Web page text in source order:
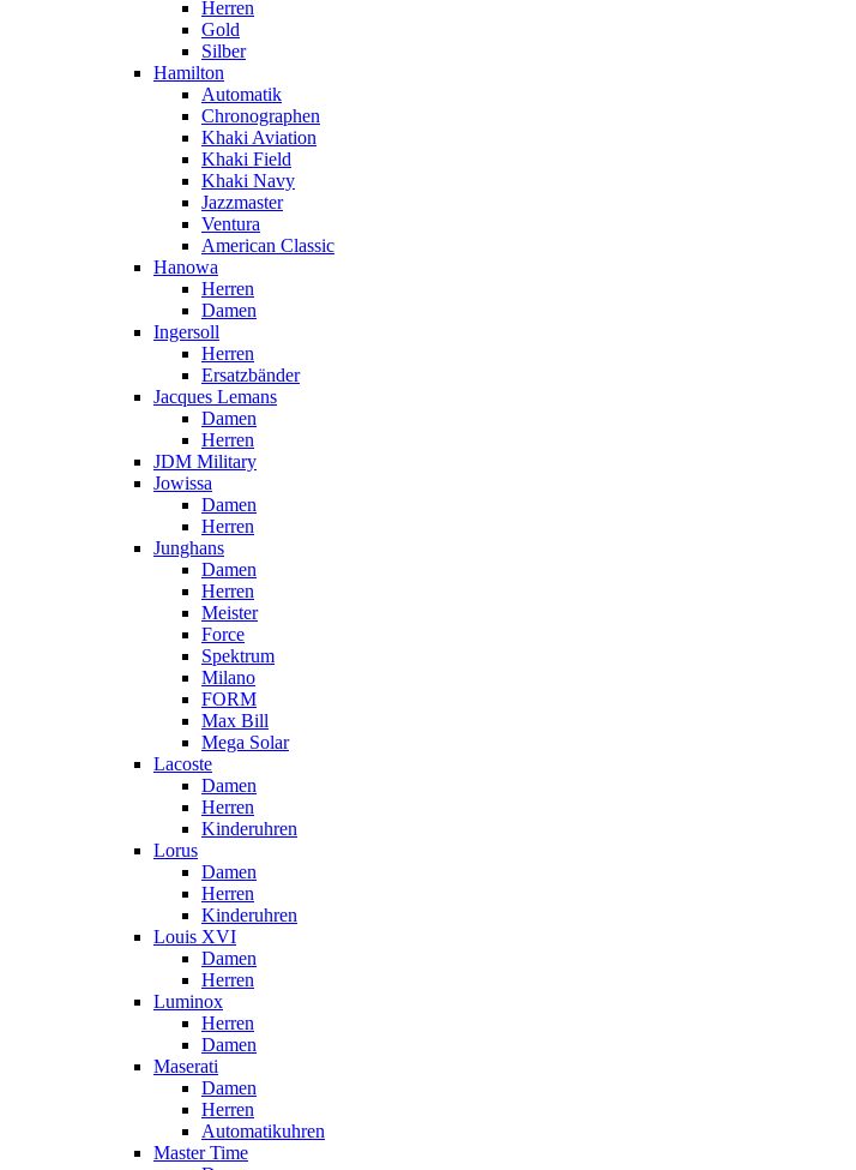
Herren
Gold
Silber
Hamilton
Automatik
Chronographen
Khaki Aviation
Khaki Field
Khaki Navy
Jazzmaster
Ventura
American Classic
Hanowa
Herren
Damen
Ingersoll
Herren
Ersatzbänder
Jacques Lemans
Damen
Herren
JDM Military
Jowissa
Damen
Herren
Junghans
Damen
Herren
Meister
Force
Spektrum
Milano
FORM
Max Bill
Mega Solar
Lacoste
Damen
Herren
Kinderuhren
Lorus
Damen
Herren
Kinderuhren
Louis XVI
Damen
Herren
Luminox
Herren
Damen
Maserati
Damen
Herren
Automatikuhren
Master Time